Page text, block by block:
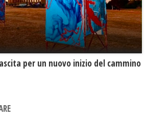
per un nuovo inizio del cammino